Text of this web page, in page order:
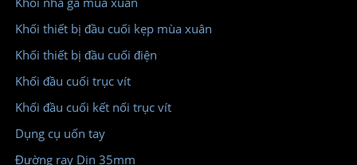
Khối thiết bị đầu cuối kẹp mùa xuân
Khối thiết bị đầu cuối điện
Khối đầu cuối trục vít
Khối đầu cuối kết nối trục vít
Dụng cụ uốn tay
Đường ray Din 35mm